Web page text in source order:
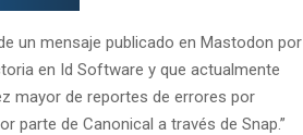
un mensaje publicado en Mastodon por
en Id Software y que actualmente
mayor de reportes de errores por
parte de Canonical a través de Snap.”